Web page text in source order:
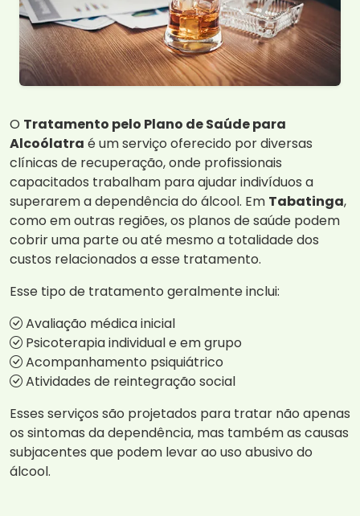
O Tratamento pelo Plano de Saúde para
Alcoólatra é um serviço oferecido por diversas
clínicas de recuperação, onde profissionais
capacitados trabalham para ajudar indivíduos a
superarem a dependência do álcool. Em Tabatinga,
como em outras regiões, os planos de saúde podem
cobrir uma parte ou até mesmo a totalidade dos
custos relacionados a esse tratamento.
Esse tipo de tratamento geralmente inclui:
Avaliação médica inicial
Psicoterapia individual e em grupo
Acompanhamento psiquiátrico
Atividades de reintegração social
Esses serviços são projetados para tratar não apenas
os sintomas da dependência, mas também as causas
subjacentes que podem levar ao uso abusivo do
álcool.